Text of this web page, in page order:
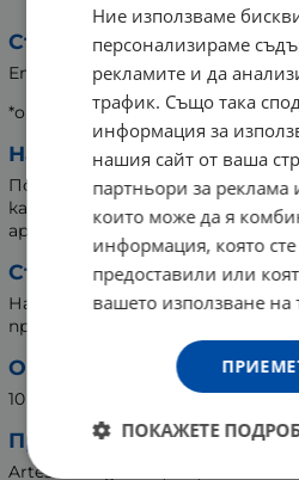
Съставки:
Етерично масло от гераниум /
*от контролирано био
Начин на приложение:
По 3-4 капки. Може да
като добавка към шампоани,
аромалампа.
Съхранение:
На хладно и сухо място,
пряка слънчева светлина!
Опаковка:
10 мл
Производител:
Artesania Agricola, S.A, Испания
Ние използваме
персонализираме
рекламите и да
трафик. Също така
информация за
нашия сайт от ваша
партньори за реклама
които може да я
информация, която
предоставили или
вашето използване на
ПОКАЖЕТЕ